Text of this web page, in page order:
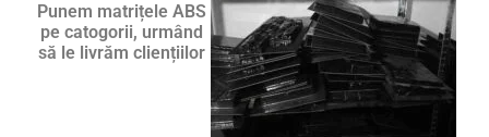
Punem matrițele ABS
pe catogorii, urmând
să le livrăm cliențiilor